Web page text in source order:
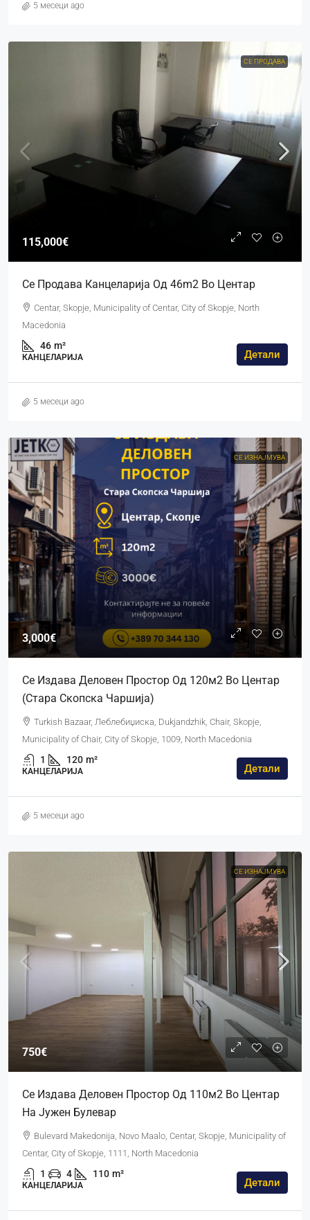
5 месеци ago
СЕ ПРОДАВА
115,000€
Се Продава Канцеларија Од 46m2 Во Центар
Centar, Skopje, Municipality of Centar, City of Skopje, North
Macedonia
46 m²
КАНЦЕЛАРИЈА Детали
5 месеци ago
СЕ ИЗНАЈМУВА
3,000€
Се Издава Деловен Простор Од 120м2 Во Центар
(Стара Скопска Чаршија)
Turkish Bazaar, Леблебиџиска, Dukjandzhik, Chair, Skopje,
Municipality of Chair, City of Skopje, 1009, North Macedonia
1 120 m²
КАНЦЕЛАРИЈА Детали
5 месеци ago
СЕ ИЗНАЈМУВА
750€
Се Издава Деловен Простор Од 110м2 Во Центар
На Јужен Булевар
Bulevard Makedonija, Novo Maalo, Centar, Skopje, Municipality of
Centar, City of Skopje, 1111, North Macedonia
1 4 110 m²
КАНЦЕЛАРИЈА Детали